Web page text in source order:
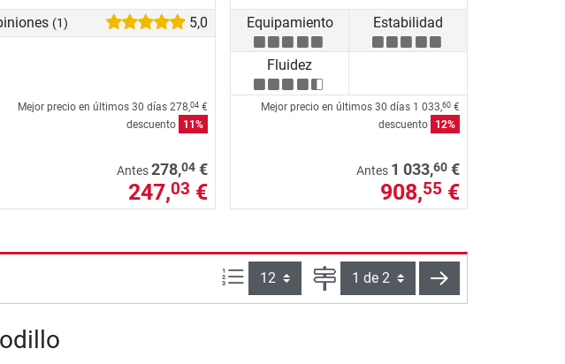
(1) 5,0
Mejor precio en últimos 30 días 278,04 €
descuento
11%
Antes278,04 €
247,03 €
Equipamiento Estabilidad
Fluidez
Mejor precio en últimos 30 días 1 033,60 €
descuento
12%
Antes 1 033,60 €
908,55 €
Artículos por página:
Página siguiente